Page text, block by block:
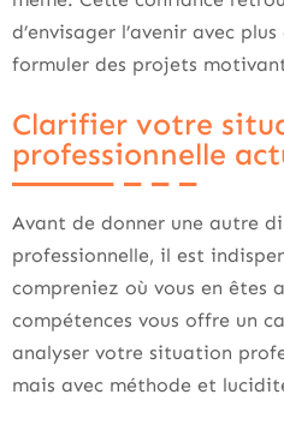
d’envisager l’avenir avec
formuler des projets
Clarifier votre
professionnelle
Avant de donner une autre
professionnelle, il est
compreniez où vous en êtes
compétences vous offre un
analyser votre situation
mais avec méthode et